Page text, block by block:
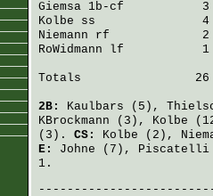
Giemsa 1b-cf           3
Kolbe ss               4
Niemann rf             2
RoWidmann lf           1
Totals                26
2B: Kaulbars (5),
KBrockmann (3), Kolbe
(3). CS: Kolbe (2),
E: Johne (7), Piscatelli
1.